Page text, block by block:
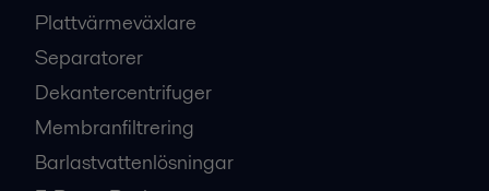
Plattvärmeväxlare
Separatorer
Dekantercentrifuger
Membranfiltrering
Barlastvattenlösningar